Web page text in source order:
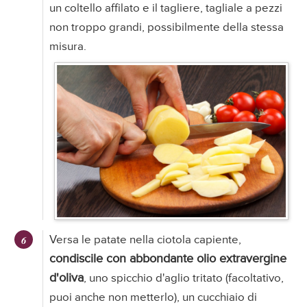
un coltello affilato e il tagliere, tagliale a pezzi
non troppo grandi, possibilmente della stessa
misura.
Versa le patate nella ciotola capiente,
condiscile con abbondante olio extravergine
d'oliva, uno spicchio d'aglio tritato (facoltativo,
puoi anche non metterlo), un cucchiaio di